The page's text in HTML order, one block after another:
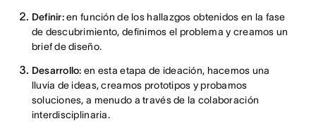
Definir:en función de los hallazgos obtenidos en la fase
de descubrimiento, definimos el problema y creamos un
brief de diseño.
Desarrollo: en esta etapa de ideación, hacemos una
lluvia de ideas, creamos prototipos y probamos
soluciones, a menudo a través de la colaboración
interdisciplinaria.